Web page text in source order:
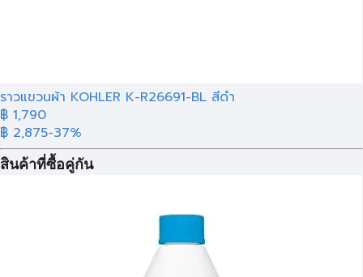
ราวแขวนผ้า KOHLER K-R26691-BL สีดำ
฿ 1,790
฿ 2,875-37%
สินค้าที่ซื้อคู่กัน